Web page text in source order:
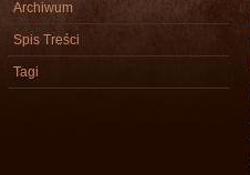
Archiwum
Spis Treści
Tagi